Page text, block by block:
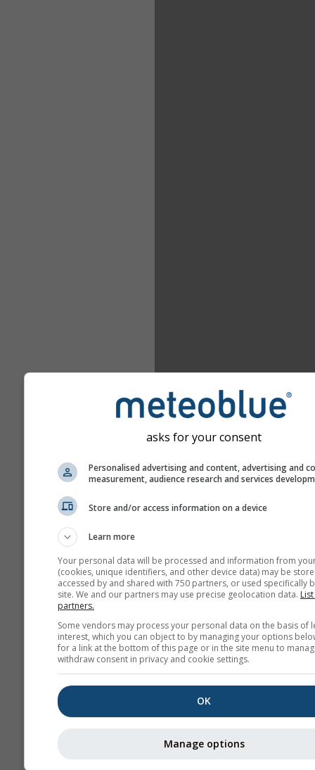
asks for your consent
Personalised advertising and content, advertising and
measurement, audience research and services
Store and/or access information on a device
Learn more
Your personal data will be processed and information from
(cookies, unique identifiers, and other device data) may be
accessed by and shared with 750 partners, or used specifically
site. We and our partners may use precise geolocation data.
partners.
Some vendors may process your personal data on the basis of
interest, which you can object to by managing your options
for a link at the bottom of this page or in the site menu to
withdraw consent in privacy and cookie settings.
OK
Manage options